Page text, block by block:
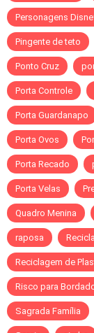
Personagens
Pingente de teto
Ponto Cruz
Porta Controle
Porta Guardanapo
Porta Ovos
Porta Recado
Porta Velas
Quadro Menina
raposa
Reciclagem de
Risco para
Sagrada Família